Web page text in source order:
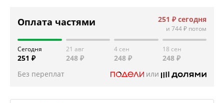
Оплата частями 251 ₽ сегодня
и 744 ₽ потом
Сегодня
251 ₽
21 авг
248 ₽
4 сен
248 ₽
18 сен
248 ₽
Без переплат
или